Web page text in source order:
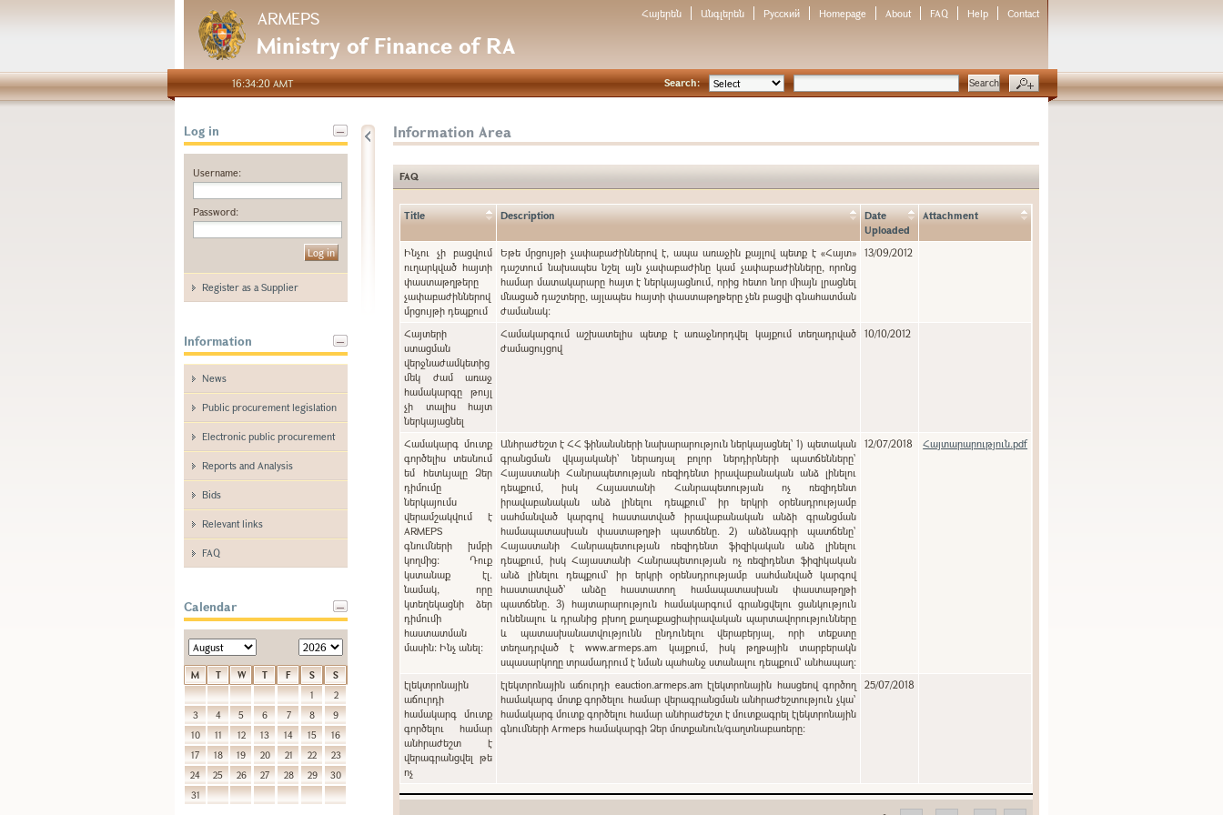
ARMEPS
Ministry of Finance of RA
Հայերեն Անգլերեն Русский Homepage About FAQ Help Contact
16:34:20 AMT Search:
Log in
Username:
Password:
Register as a Supplier
Information
News
Public procurement legislation
Electronic public procurement
Reports and Analysis
Bids
Relevant links
FAQ
Calendar
M T W T F S
S
1
2
3
4 5 6 7 8
9
10
11 12 13 14 15
16
17
18 19 20 21 22
23
24
25 26 27 28 29
30
31
Information Area
FAQ
Title Description
Date
Uploaded
Attachment
Ինչու չի բացվում
ուղարկված հայտի
փաստաթղթերը
չափաբաժիններով
մրցույթի դեպքում
Եթե մրցույթի չափաբաժիններով է, ապա առաջին քայլով պետք է «Հայտ»
դաշտում նախապես նշել այն չափաբաժինը կամ չափաբաժինները, որոնց
համար մատակարարը հայտ է ներկայացնում, որից հետո նոր միայն լրացնել
մնացած դաշտերը, այլապես հայտի փաստաթղթերը չեն բացվի գնահատման
ժամանակ:
13/09/2012
Հայտերի
ստացման
վերջնաժամկետից
մեկ ժամ առաջ
համակարգը թույլ
չի տալիս հայտ
ներկայացնել
Համակարգում աշխատելիս պետք է առաջնորդվել կայքում տեղադրված
ժամացույցով
10/10/2012
Համակարգ մուտք
գործելիս տեսնում
եմ հետևյալը Ձեր
դիմումը
ներկայումս
վերամշակվում է
ARMEPS
գնումների խմբի
կողմից: Դուք
կստանաք էլ.
նամակ, որը
կտեղեկացնի ձեր
դիմումի
հաստատման
մասին: Ինչ անել:
Անհրաժեշտ է ՀՀ ֆինանսների նախարարություն ներկայացնել՝ 1) պետական
գրանցման վկայականի՝ ներառյալ բոլոր ներդիրների պատճենները`
Հայաստանի Հանրապետության ռեզիդենտ իրավաբանական անձ լինելու
դեպքում, իսկ Հայաստանի Հանրապետության ոչ ռեզիդենտ
իրավաբանական անձ լինելու դեպքում` իր երկրի օրենսդրությամբ
սահմանված կարգով հաստատված իրավաբանական անձի գրանցման
համապատասխան փաստաթղթի պատճենը. 2) անձնագրի պատճենը`
Հայաստանի Հանրապետության ռեզիդենտ ֆիզիկական անձ լինելու
դեպքում, իսկ Հայաստանի Հանրապետության ոչ ռեզիդենտ ֆիզիկական
անձ լինելու դեպքում` իր երկրի օրենսդրությամբ սահմանված կարգով
հաստատված՝ անձը հաստատող համապատասխան փաստաթղթի
պատճենը. 3) հայտարարություն համակարգում գրանցվելու ցանկություն
ունենալու և դրանից բխող քաղաքացիաիրավական պարտավորությունները
և պատասխանատվությունն ընդունելու վերաբերյալ, որի տեքստը
տեղադրված է www.armeps.am կայքում, իսկ թղթային տարբերակն
սպասարկողը տրամադրում է նման պահանջ ստանալու դեպքում՝ անհապաղ:
12/07/2018 Հայտարարություն.pdf
էլեկտրոնային
աճուրդի
համակարգ մուտք
գործելու համար
անհրաժեշտ է
վերագրանցվել թե
ոչ
էլեկտրոնային աճուրդի eauction.armeps.am էլեկտրոնային հասցեով գործող
համակարգ մոտք գործելու համար վերագրանցման անհրաժեշտություն չկա՝
համակարգ մուտք գործելու համար անհրաժեշտ է մուտքագրել էլեկտրոնային
գնումների Armeps համակարգի Ձեր մոտքանուն/գաղտնաբառերը:
25/07/2018